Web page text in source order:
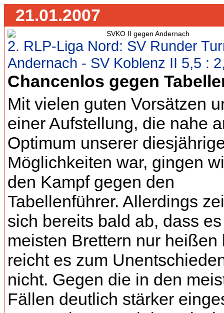
21.01.2007
2. RLP-Liga Nord: SV Runder
Andernach - SV Koblenz II 5,5 :
Chancenlos gegen
Mit vielen guten Vorsätzen
einer Aufstellung, die nahe
Optimum unserer
Möglichkeiten war, gingen
den Kampf gegen den
Tabellenführer. Allerdings
sich bereits bald ab, dass
meisten Brettern nur heißen
reicht es zum
nicht. Gegen die in den
Fällen deutlich stärker